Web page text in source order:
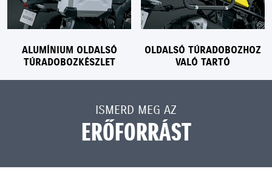
ALUMÍNIUM OLDALSÓ
TÚRADOBOZKÉSZLET
OLDALSÓ TÚRADOBOZHOZ
VALÓ TARTÓ
ISMERD MEG AZ
ERŐFORRÁST